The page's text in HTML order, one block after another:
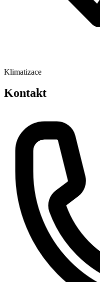
Klimatizace
Kontakt